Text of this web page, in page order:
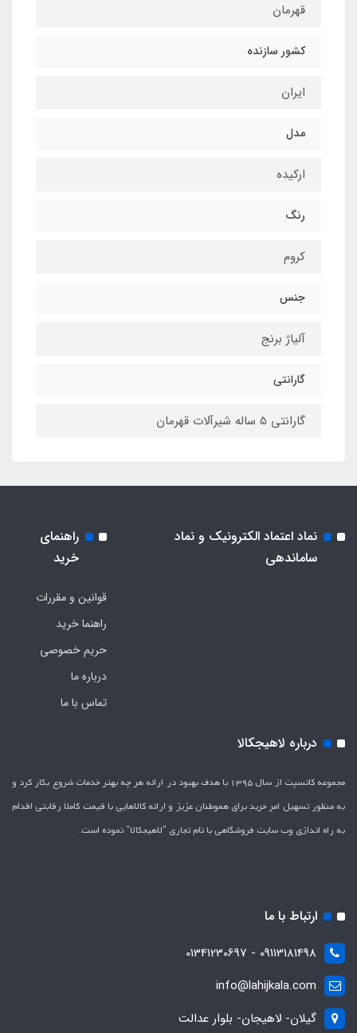
قهرمان
کشور سازنده
ایران
مدل
ارکیده
رنگ
کروم
جنس
آلیاژ برنج
گارانتی
گارانتی 5 ساله شیرآلات قهرمان
نماد اعتماد الکترونیک و نماد
ساماندهی
راهنمای
خرید
قوانین و مقررات
راهنما خرید
حریم خصوصی
درباره ما
تماس با ما
درباره لاهیجکالا
مجموعه کانسپت از سال 1395 با هدف بهبود در ارائه هر چه بهتر خدمات شروع بکار کرد و
به منظور تسهیل امر خرید برای هموطنان عزیز و ارائه کالاهایی با قیمت کاملاَ رقابتی اقدام
به راه اندازی وب سایت فروشگاهی با نام تجاری "لاهیج­کالا" نموده است.
ارتباط با ما
09113181498 - 01341230697
info@lahijkala.com
گیلان- لاهیجان- بلوار عدالت